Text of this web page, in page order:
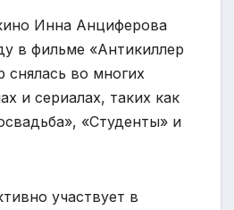
Инна Анциферова
в фильме «Антикиллер
снялась во многих
и сериалах, таких как
«Студенты» и
участвует в